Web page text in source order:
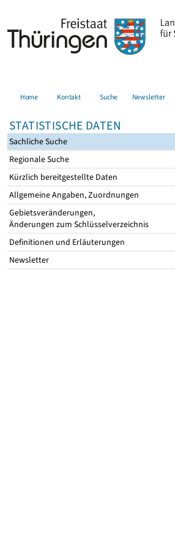
Home Kontakt Suche Newsletter
STATISTISCHE DATEN
Sachliche Suche
Regionale Suche
Kürzlich bereitgestellte Daten
Allgemeine Angaben, Zuordnungen
Gebietsveränderungen,
Änderungen zum Schlüsselverzeichnis
Definitionen und Erläuterungen
Newsletter